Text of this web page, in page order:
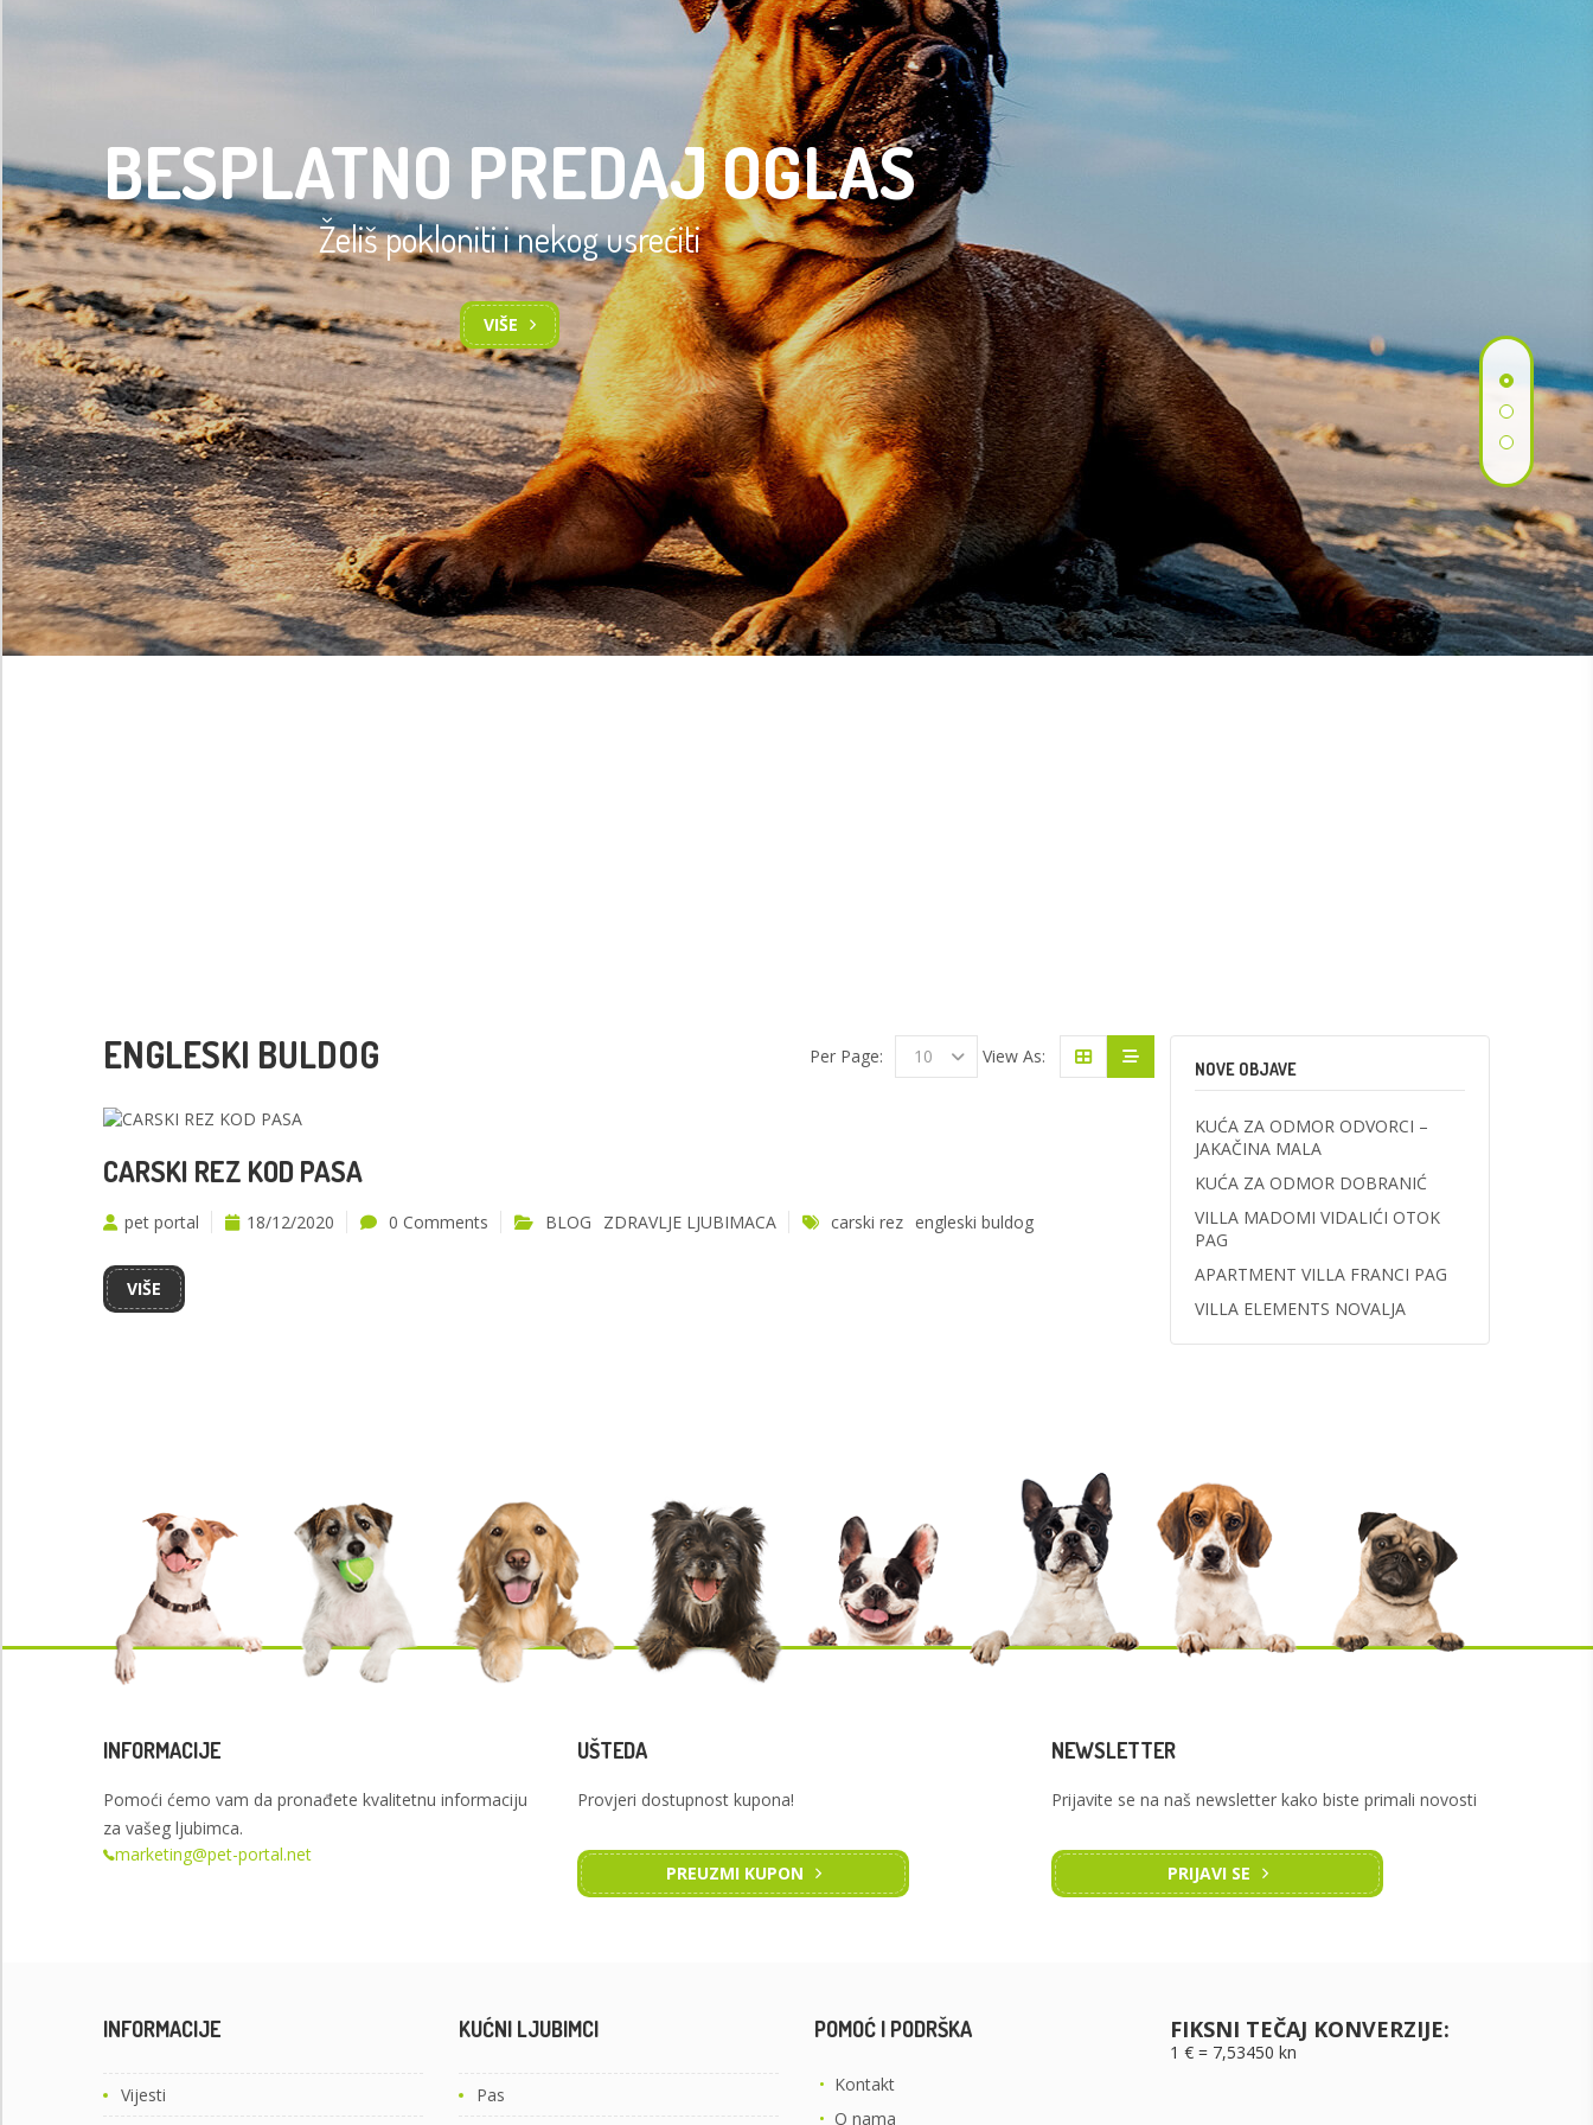
BESPLATNO PREDAJ OGLAS
Želiš pokloniti i nekog usrećiti
VIŠE
ENGLESKI BULDOG Per Page: 10 View As:
CARSKI REZ KOD PASA
pet portal 18/12/2020 0 Comments BLOG ZDRAVLJE LJUBIMACA carski rez engleski buldog
VIŠE
NOVE OBJAVE
KUĆA ZA ODMOR ODVORCI –
JAKAČINA MALA
KUĆA ZA ODMOR DOBRANIĆ
VILLA MADOMI VIDALIĆI OTOK
PAG
APARTMENT VILLA FRANCI PAG
VILLA ELEMENTS NOVALJA
INFORMACIJE
Pomoći ćemo vam da pronađete kvalitetnu informaciju
za vašeg ljubimca.
marketing@pet-portal.net
UŠTEDA
Provjeri dostupnost kupona!
PREUZMI KUPON
NEWSLETTER
Prijavite se na naš newsletter kako biste primali novosti
PRIJAVI SE
INFORMACIJE
Vijesti
KUĆNI LJUBIMCI
Pas
POMOĆ I PODRŠKA
• Kontakt
• O nama
FIKSNI TEČAJ KONVERZIJE:
1 € = 7,53450 kn